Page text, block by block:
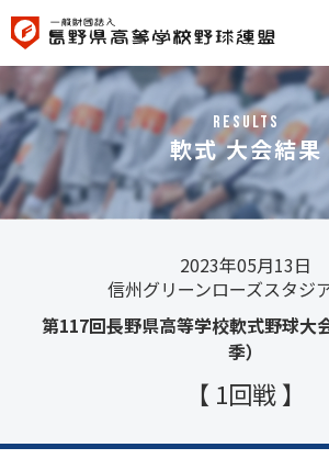
RESULTS
軟式 大会結果
2023年05月13日
信州グリーンローズスタジ
第117回長野県高等学校軟式野球大
季）
【 1回戦 】